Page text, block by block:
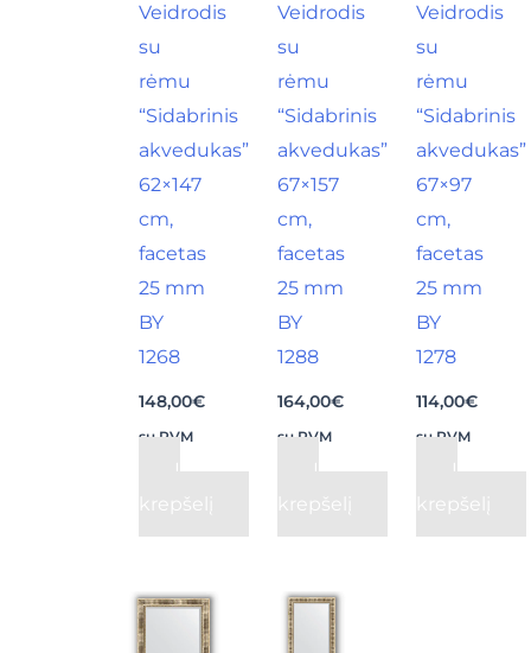
Veidrodis
su
rėmu
“Sidabrinis
akvedukas”
62×147
cm,
facetas
25 mm
BY
1268
148,00€
su PVM
Į
krepšelį
Veidrodis
su
rėmu
“Sidabrinis
akvedukas”
67×157
cm,
facetas
25 mm
BY
1288
164,00€
su PVM
Į
krepšelį
Veidrodis
su
rėmu
“Sidabrinis
akvedukas”
67×97
cm,
facetas
25 mm
BY
1278
114,00€
su PVM
Į
krepšelį